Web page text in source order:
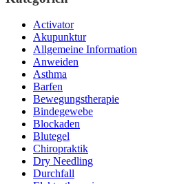
Activator
Akupunktur
Allgemeine Information
Anweiden
Asthma
Barfen
Bewegungstherapie
Bindegewebe
Blockaden
Blutegel
Chiropraktik
Dry Needling
Durchfall